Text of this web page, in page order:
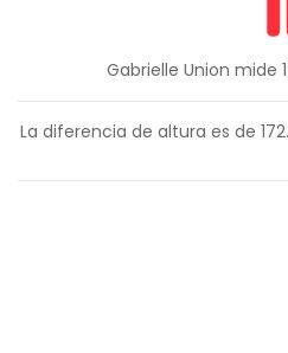
Gabrielle Union mide
La diferencia de altura es de